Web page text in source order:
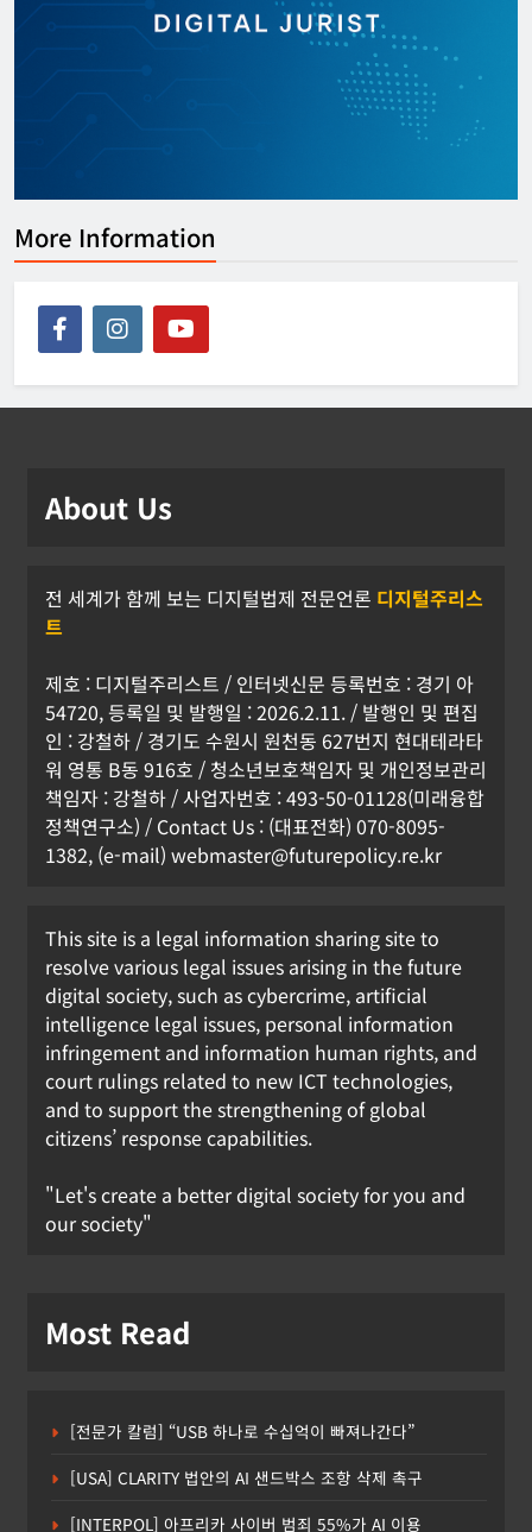
[APEC] 2026 APEC 디지털 및 AI 장관회
0
표
More Information
About Us
전 세계가 함께 보는 디지털법제 전문언론 디지털주리스
트
제호 : 디지털주리스트 / 인터넷신문 등록번호 : 경기 아
54720, 등록일 및 발행일 : 2026.2.11. / 발행인 및 편집
인 : 강철하 / 경기도 수원시 원천동 627번지 현대테라타
워 영통 B동 916호 / 청소년보호책임자 및 개인정보관리
책임자 : 강철하 / 사업자번호 : 493-50-01128(미래융합
정책연구소) / Contact Us : (대표전화) 070-8095-
1382, (e-mail) webmaster@futurepolicy.re.kr
This site is a legal information sharing site to
resolve various legal issues arising in the future
digital society, such as cybercrime, artificial
intelligence legal issues, personal information
infringement and information human rights, and
court rulings related to new ICT technologies,
and to support the strengthening of global
citizens’ response capabilities.
"Let's create a better digital society for you and
our society"
Most Read
[전문가 칼럼] “USB 하나로 수십억이 빠져나간다”
[USA] CLARITY 법안의 AI 샌드박스 조항 삭제 촉구
[INTERPOL] 아프리카 사이버 범죄 55%가 AI 이용